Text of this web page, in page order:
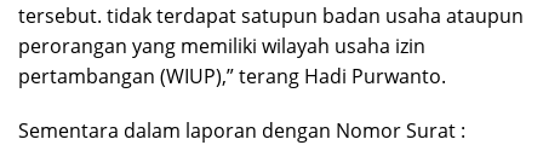
tersebut. tidak terdapat satupun badan usaha ataupun
perorangan yang memiliki wilayah usaha izin
pertambangan (WIUP),” terang Hadi Purwanto.
Sementara dalam laporan dengan Nomor Surat :